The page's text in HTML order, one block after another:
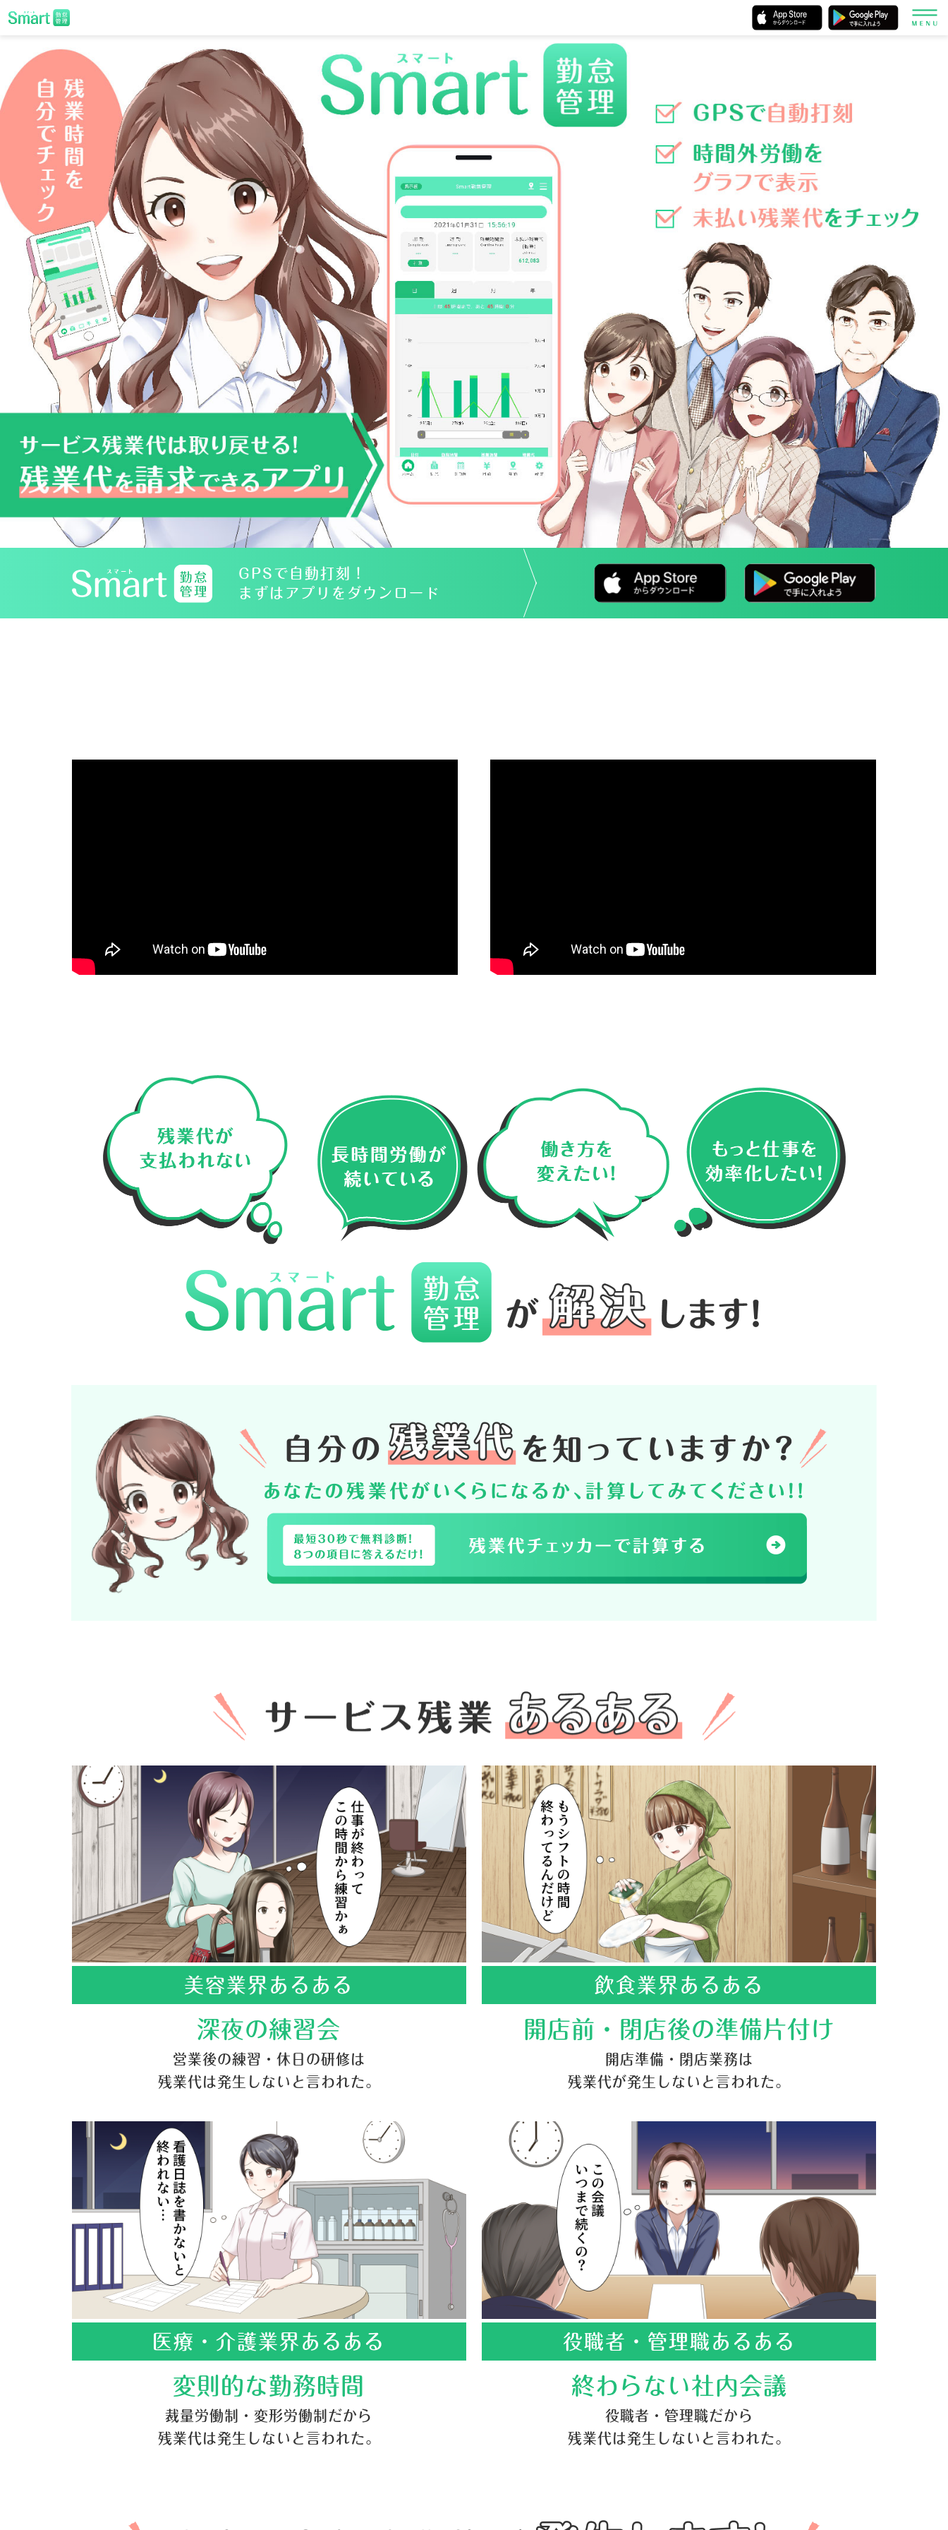
GPSで自動打刻！
まずはアプリをダウンロード
美容業界あるある
深夜の練習会
営業後の練習・休日の研修は
残業代は発生しないと言われた。
飲食業界あるある
開店前・閉店後の準備片付け
開店準備・閉店業務は
残業代が発生しないと言われた。
医療・介護業界あるある
変則的な勤務時間
裁量労働制・変形労働制だから
残業代は発生しないと言われた。
役職者・管理職あるある
終わらない社内会議
役職者・管理職だから
残業代は発生しないと言われた。